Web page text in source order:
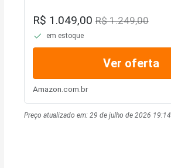
R$ 1.049,00R$ 1.249,00
em estoque
Ver oferta
Amazon.com.br
Preço atualizado em:29 de julho de 2026 19:14